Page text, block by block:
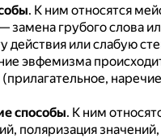
. К ним относятся
замена грубого слова
или слабую
эвфемизма
способы. К ним
поляризация